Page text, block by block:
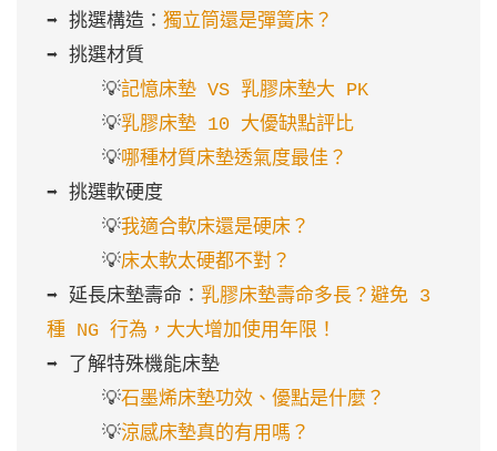
➡️ 挑選構造：獨立筒還是彈簧床？
➡️ 挑選材質
     💡
記憶床墊 VS 乳膠床墊大 PK
     💡
乳膠床墊 10 大優缺點評比
     💡
哪種材質床墊透氣度最佳？
➡️ 挑選軟硬度
     💡
我適合軟床還是硬床？
     💡
床太軟太硬都不對？
➡️ 延長床墊壽命： 乳膠床墊壽命多長？避免 3
種 NG 行為，大大增加使用年限！
➡️ 了解特殊機能床墊
     💡
石墨烯床墊功效、優點是什麼？
     💡
涼感床墊真的有用嗎？